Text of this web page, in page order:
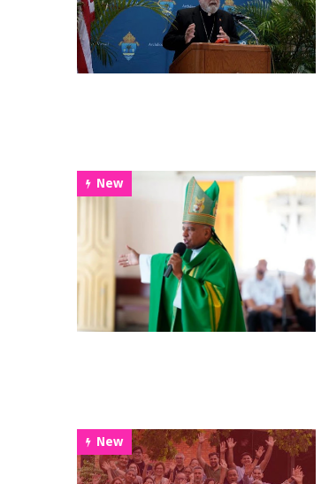
New
New